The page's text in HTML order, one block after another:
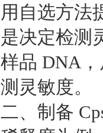
用自选方法
是决定检测
样品 DNA
测灵敏度。
二、制备